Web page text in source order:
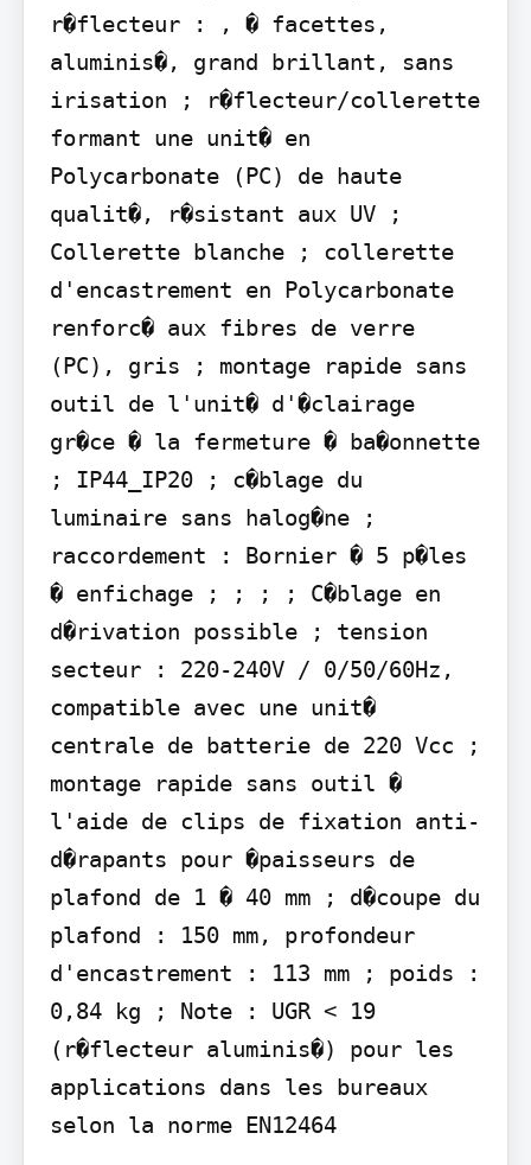
r�flecteur : , � facettes,
aluminis�, grand brillant, sans
irisation ; r�flecteur/collerette
formant une unit� en
Polycarbonate (PC) de haute
qualit�, r�sistant aux UV ;
Collerette blanche ; collerette
d'encastrement en Polycarbonate
renforc� aux fibres de verre
(PC), gris ; montage rapide sans
outil de l'unit� d'�clairage
gr�ce � la fermeture � ba�onnette
; IP44_IP20 ; c�blage du
luminaire sans halog�ne ;
raccordement : Bornier � 5 p�les
� enfichage ; ; ; ; C�blage en
d�rivation possible ; tension
secteur : 220-240V / 0/50/60Hz,
compatible avec une unit�
centrale de batterie de 220 Vcc ;
montage rapide sans outil �
l'aide de clips de fixation anti-
d�rapants pour �paisseurs de
plafond de 1 � 40 mm ; d�coupe du
plafond : 150 mm, profondeur
d'encastrement : 113 mm ; poids :
0,84 kg ; Note : UGR < 19
(r�flecteur aluminis�) pour les
applications dans les bureaux
selon la norme EN12464